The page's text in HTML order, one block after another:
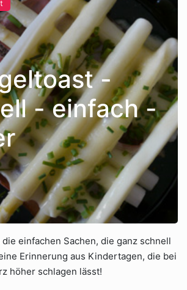
-
- einfach -
einfachen Sachen, die ganz schnell
Erinnerung aus Kindertagen, die bei
höher schlagen lässt!